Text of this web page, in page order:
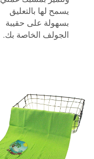
يسمح لها بالتعليق
بسهولة على حقيبة
الجولف الخاصة بك.